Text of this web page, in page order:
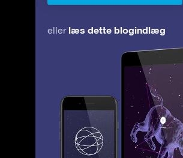
eller læs dette blogindlæg